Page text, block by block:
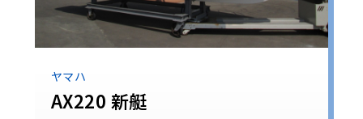
ヤマハ
AX220 新艇